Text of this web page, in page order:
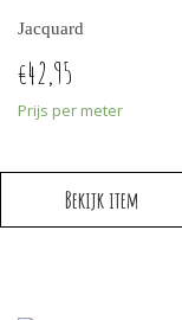
Jacquard
€42,95
Prijs per meter
Bekijk item